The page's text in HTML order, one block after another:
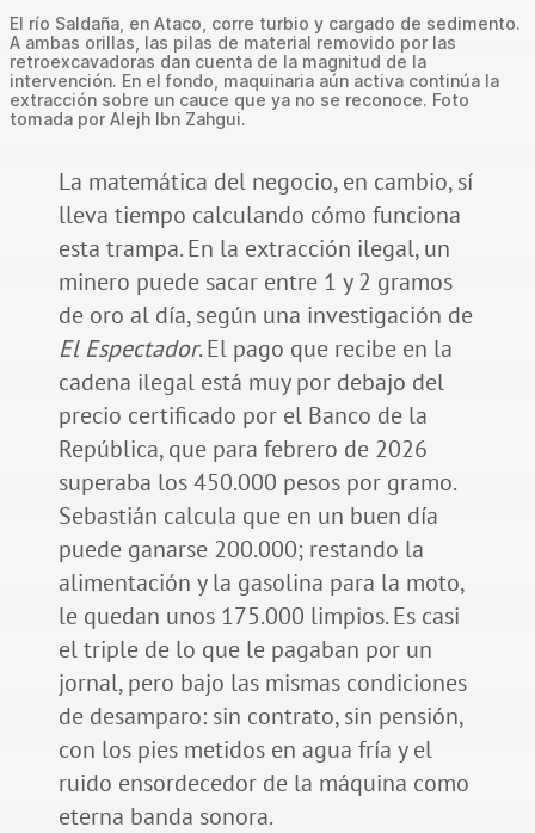
El río Saldaña, en Ataco, corre turbio y cargado de sedimento.
A ambas orillas, las pilas de material removido por las
retroexcavadoras dan cuenta de la magnitud de la
intervención. En el fondo, maquinaria aún activa continúa la
extracción sobre un cauce que ya no se reconoce. Foto
tomada por Alejh Ibn Zahgui.
La matemática del negocio, en cambio, sí
lleva tiempo calculando cómo funciona
esta trampa. En la extracción ilegal, un
minero puede sacar entre 1 y 2 gramos
de oro al día, según una investigación de
El Espectador. El pago que recibe en la
cadena ilegal está muy por debajo del
precio certificado por el Banco de la
República, que para febrero de 2026
superaba los 450.000 pesos por gramo.
Sebastián calcula que en un buen día
puede ganarse 200.000; restando la
alimentación y la gasolina para la moto,
le quedan unos 175.000 limpios. Es casi
el triple de lo que le pagaban por un
jornal, pero bajo las mismas condiciones
de desamparo: sin contrato, sin pensión,
con los pies metidos en agua fría y el
ruido ensordecedor de la máquina como
eterna banda sonora.